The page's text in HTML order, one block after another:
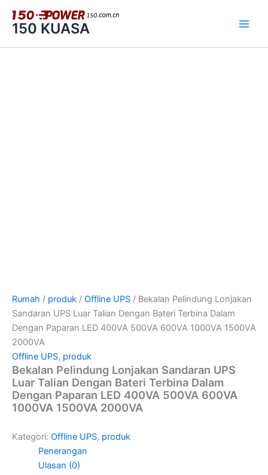
容
150 KUASA
Rumah / produk / Offline UPS / Bekalan Pelindung Lonjakan
Sandaran UPS Luar Talian Dengan Bateri Terbina Dalam
Dengan Paparan LED 400VA 500VA 600VA 1000VA 1500VA
2000VA
Offline UPS, produk
Bekalan Pelindung Lonjakan Sandaran UPS
Luar Talian Dengan Bateri Terbina Dalam
Dengan Paparan LED 400VA 500VA 600VA
1000VA 1500VA 2000VA
Kategori: Offline UPS, produk
Penerangan
Ulasan (0)